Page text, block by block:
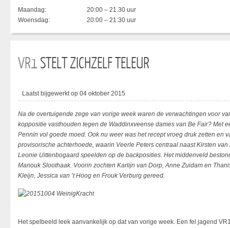
Maandag:
20:00 – 21.30 uur
Woensdag:
20:00 – 21:30 uur
VR1 STELT ZICHZELF TELEUR
Laatst bijgewerkt op 04 oktober 2015
Na de overtuigende zege van vorige week waren de verwachtingen voor
koppositie vasthouden tegen de Waddinxveense dames van Be Fair? Met
Pennin vol goede moed. Ook nu weer was het recept vroeg druk zetten en
provisorische achterhoede, waarin Veerle Peters centraal naast Kirsten
Leonie Uittenbogaard speelden op de backposities. Het middenveld
Manouk Sloothaak. Voorin zochten Karlijn van Dorp, Anne Zuidam en
Kleijn, Jessica van ’t Hoog en Frouk Verburg gereed.
Het spelbeeld leek aanvankelijk op dat van vorige week. Een fel jagend